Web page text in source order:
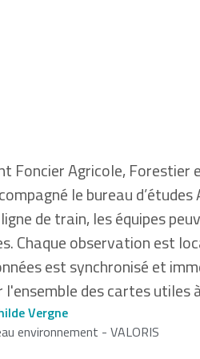
Foncier Agricole,
le bureau
de train, les équipes
Chaque observation est
est synchronisé et
des cartes utiles
Vergne
environnement - VALORIS